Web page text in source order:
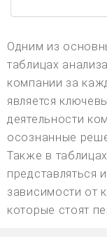
Одним из
таблицах
компании за
является
деятельности
осознанные
Также в
представляться
зависимости от
которые стоят